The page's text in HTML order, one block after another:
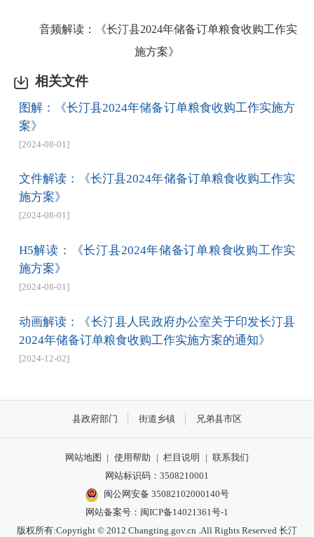
音频解读：《长汀县2024年储备订单粮食收购工作实
施方案》
相关文件
图解：《长汀县2024年储备订单粮食收购工作实施方
案》
[2024-08-01]
文件解读：《长汀县2024年储备订单粮食收购工作实
施方案》
[2024-08-01]
H5解读：《长汀县2024年储备订单粮食收购工作实
施方案》
[2024-08-01]
动画解读：《长汀县人民政府办公室关于印发长汀县
2024年储备订单粮食收购工作实施方案的通知》
[2024-12-02]
县政府部门 街道乡镇 兄弟县市区
网站地图 | 使用帮助 | 栏目说明 | 联系我们
网站标识码：3508210001
闽公网安备 35082102000140号
网站备案号： 闽ICP备14021361号-1
版权所有:Copyright © 2012 Changting.gov.cn .All Rights Reserved 长汀